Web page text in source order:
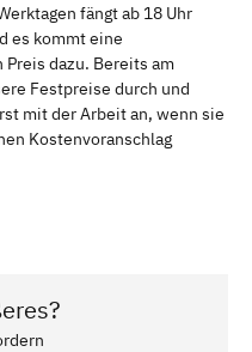
fängt ab 18 Uhr
es kommt eine
dazu. Bereits am
Festpreise durch und
mit der Arbeit an, wenn sie
Kostenvoranschlag